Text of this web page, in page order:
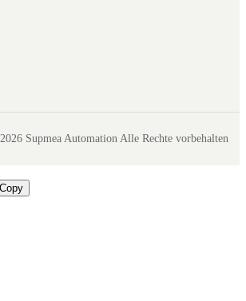
Supmea Automation Alle Rechte vorbehalten
Copy